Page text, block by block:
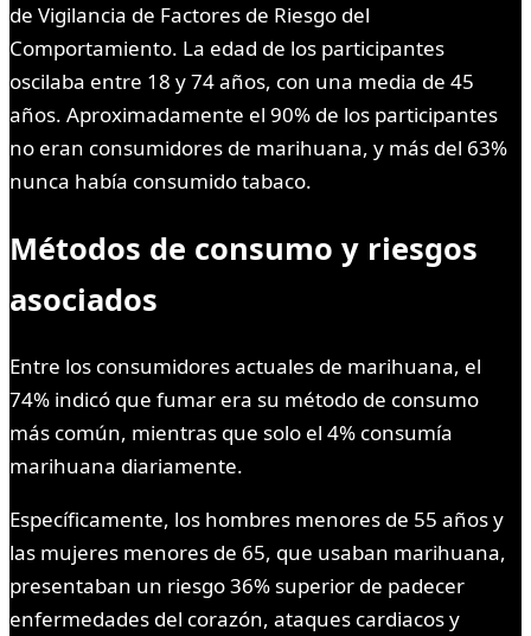
de Vigilancia de Factores de Riesgo del
Comportamiento. La edad de los participantes
oscilaba entre 18 y 74 años, con una media de 45
años. Aproximadamente el 90% de los participantes
no eran consumidores de marihuana, y más del 63%
nunca había consumido tabaco.
Métodos de consumo y riesgos
asociados
Entre los consumidores actuales de marihuana, el
74% indicó que fumar era su método de consumo
más común, mientras que solo el 4% consumía
marihuana diariamente.
Específicamente, los hombres menores de 55 años y
las mujeres menores de 65, que usaban marihuana,
presentaban un riesgo 36% superior de padecer
enfermedades del corazón, ataques cardiacos y